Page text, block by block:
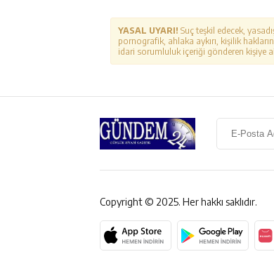
YASAL UYARI! Suç teşkil edecek,
pornografik, ahlaka aykırı, kişilik
idari sorumluluk içeriği gönderen kişiye
Copyright © 2025. Her hakkı saklıdır.